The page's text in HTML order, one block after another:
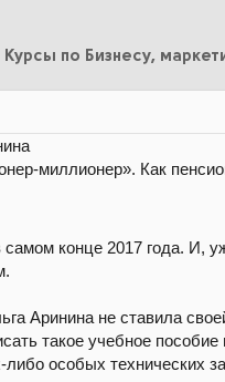
миллионер». Как
конце 2017 года. И,
Аринина не ставила
такое учебное
либо особых технических